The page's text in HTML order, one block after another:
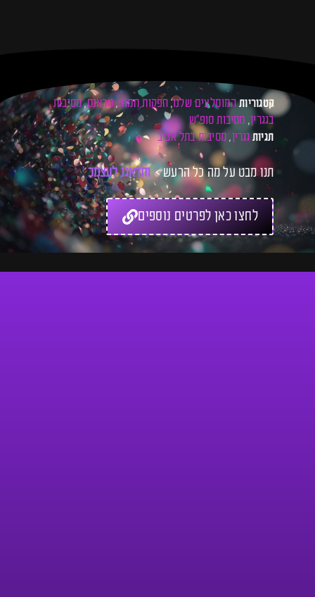
קטגוריות המומלצים שלנו,הפקות חמות,טראנס,מסיבות
בגגרין, מסיבות סופ"ש
תגיות גגרין, מסיבות בתל אביב
תנו מבט על מה כל הרעש > ותדאגו לעצמכם ל
לחצו כאן לפרטים נוספים